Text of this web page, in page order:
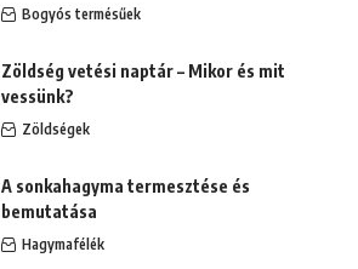
Bogyós termésűek
Zöldség vetési naptár – Mikor és mit
vessünk?
Zöldségek
A sonkahagyma termesztése és
bemutatása
Hagymafélék